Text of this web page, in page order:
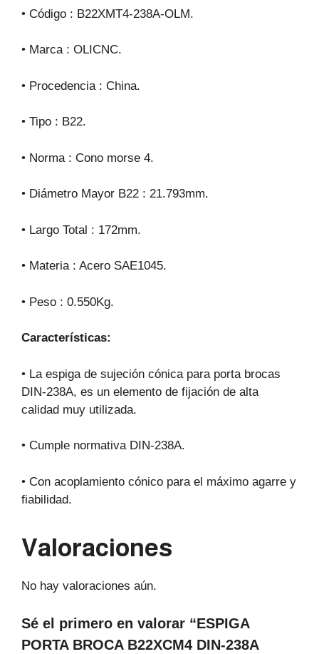
• Código : B22XMT4-238A-OLM.
• Marca : OLICNC.
• Procedencia : China.
• Tipo : B22.
• Norma : Cono morse 4.
• Diámetro Mayor B22 : 21.793mm.
• Largo Total : 172mm.
• Materia : Acero SAE1045.
• Peso : 0.550Kg.
Características:
• La espiga de sujeción cónica para porta brocas
DIN-238A, es un elemento de fijación de alta
calidad muy utilizada.
• Cumple normativa DIN-238A.
• Con acoplamiento cónico para el máximo agarre y
fiabilidad.
Valoraciones
No hay valoraciones aún.
Sé el primero en valorar “ESPIGA
PORTA BROCA B22XCM4 DIN-238A